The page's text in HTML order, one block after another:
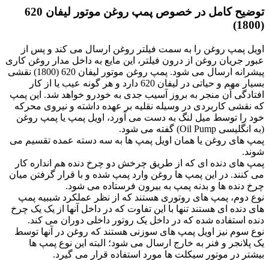
توضیح کامل در خصوص پمپ روغن موتور لیفان 620
(1800)
اویل پمپ روغن را به سمت فیلتر روغن ارسال می کند و پس از
عبور جریان روغن از درون فیلتر، این مایع به داخل مدار روغن کاری
پیشرانه ارسال می شود. پمپ روغن موتور لیفان 620 (1800) نقشی
بسیار مهم و حیاتی در لیفان 620 دارد و هر گونه عیب یا از کار
افتادگی آن منجر به بروز آسیب جدی به خودرو خواهد شد. این پمپ
که نقشی کاربردی در وسیله نقلیه بر عهده داشته و نیروی محرکه
خود را توسط میل لنگ به دست می آورد، اویل پمپ یا پمپ روغن
(به انگلیسی Oil Pump) گفته می شود.
پمپ های روغن یا همان اویل پمپ ها به سه دسته عمده تقسیم می
شوند.
پمپ های دنده ای که از طریق چرخش دو چرخ دنده هم انداره کار
می کنند. در این پمپ ها روغن وارد پمپ شده و با قرار گرفتن میان
چرخ دنده ها و بدنه پمپ به بیرون فرستاده می شود.
نوع دوم، پمپ های روتوری هستند که از نظر عملکرد شببیه پمپ
های دنده ای هستند تنها با این تفاوت که در داخل آنها از یک یک چرخ
دنده استفاده شده که در داخل یک روتور داخلی دوران می کند.
نوع سوم نیز اویل پمپ های سوزنی هستند که روغن در آنها توسط
یک پلانجر و فنر به خارج ارسال می شود؛ البته این نوع پمپ ها
بیشتر در موتور سیکلت ها مورد استفاده قرار می گیرد.